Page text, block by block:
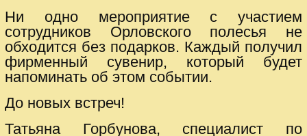
Ни одно мероприятие с участием
сотрудников Орловского полесья не
обходится без подарков. Каждый получил
фирменный сувенир, который будет
напоминать об этом событии.
До новых встреч!
Татьяна Горбунова, специалист по